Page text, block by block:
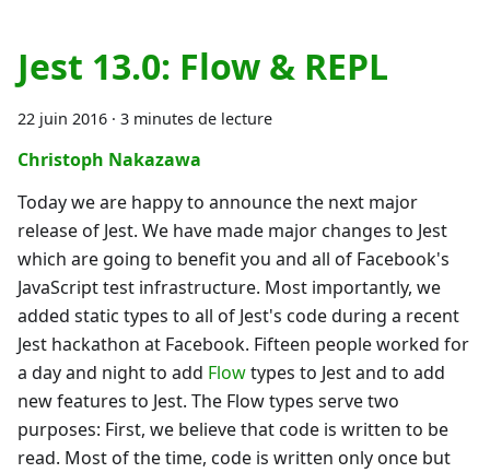
Jest 13.0: Flow & REPL
22 juin 2016 · 3 minutes de lecture
Christoph Nakazawa
Today we are happy to announce the next major
release of Jest. We have made major changes to Jest
which are going to benefit you and all of Facebook's
JavaScript test infrastructure. Most importantly, we
added static types to all of Jest's code during a recent
Jest hackathon at Facebook. Fifteen people worked for
a day and night to add Flowtypes to Jest and to add
new features to Jest. The Flow types serve two
purposes: First, we believe that code is written to be
read. Most of the time, code is written only once but